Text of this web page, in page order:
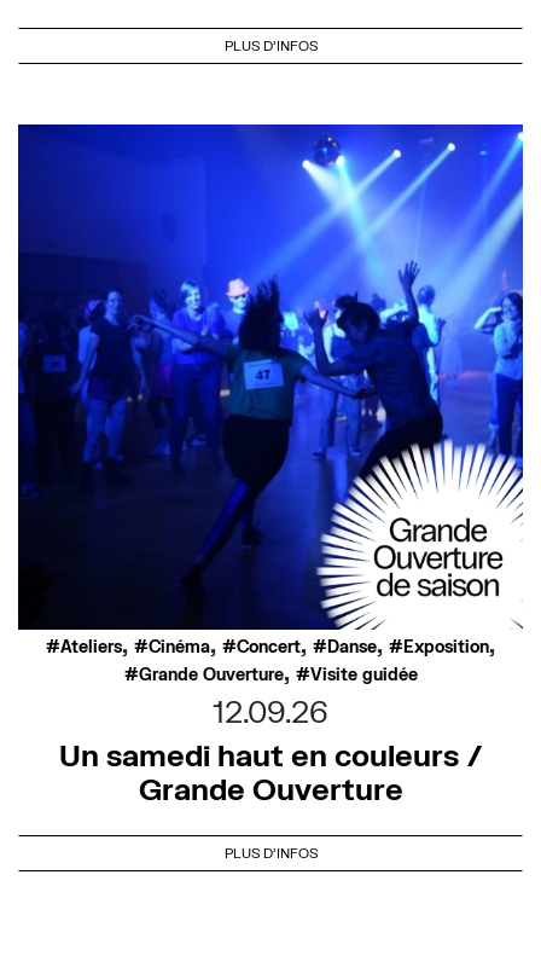
PLUS D'INFOS
Ateliers, Cinéma, Concert, Danse, Exposition,
Grande Ouverture, Visite guidée
12.09.26
Un samedi haut en couleurs /
Grande Ouverture
PLUS D'INFOS